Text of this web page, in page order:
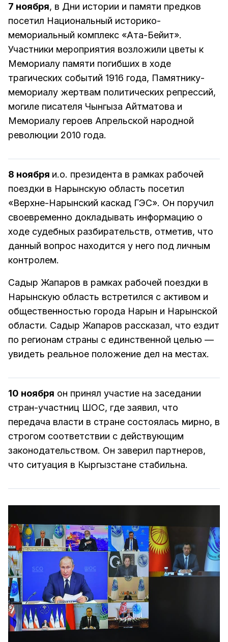
7 ноября, в Дни истории и памяти предков
посетил Национальный историко-
мемориальный комплекс «Ата-Бейит».
Участники мероприятия возложили цветы к
Мемориалу памяти погибших в ходе
трагических событий 1916 года, Памятнику-
мемориалу жертвам политических репрессий,
могиле писателя Чынгыза Айтматова и
Мемориалу героев Апрельской народной
революции 2010 года.
8 ноября и.о. президента в рамках рабочей
поездки в Нарынскую область посетил
«Верхне-Нарынский каскад ГЭС». Он поручил
своевременно докладывать информацию о
ходе судебных разбирательств, отметив, что
данный вопрос находится у него под личным
контролем.
Садыр Жапаров в рамках рабочей поездки в
Нарынскую область встретился с активом и
общественностью города Нарын и Нарынской
области. Садыр Жапаров рассказал, что ездит
по регионам страны с единственной целью —
увидеть реальное положение дел на местах.
10 ноября он принял участие на заседании
стран-участниц ШОС, где заявил, что
передача власти в стране состоялась мирно, в
строгом соответствии с действующим
законодательством. Он заверил партнеров,
что ситуация в Кыргызстане стабильна.